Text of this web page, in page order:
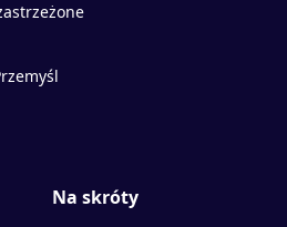
Na skróty